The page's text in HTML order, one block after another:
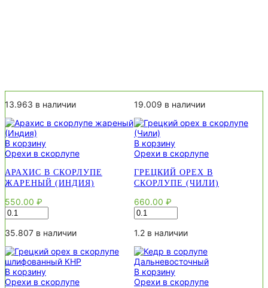
13.963 в наличии
В корзину
Орехи в скорлупе
АРАХИС В СКОРЛУПЕ
ЖАРЕНЫЙ (ИНДИЯ)
550.00 ₽
Количество
товара
Арахис
скорлупе
жареный
(Индия)
19.009 в наличии
В корзину
Орехи в скорлупе
ГРЕЦКИЙ ОРЕХ В
СКОРЛУПЕ (ЧИЛИ)
660.00 ₽
Количество
товара
Грецкий
в
скорлупе
(Чили)
35.807 в наличии
В корзину
Орехи в скорлупе
1.2 в наличии
В корзину
Орехи в скорлупе